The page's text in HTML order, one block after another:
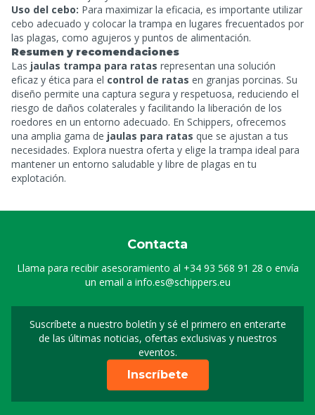
Uso del cebo: Para maximizar la eficacia, es importante utilizar
cebo adecuado y colocar la trampa en lugares frecuentados por
las plagas, como agujeros y puntos de alimentación.
Resumen y recomendaciones
Las jaulas trampa para ratas representan una solución
eficaz y ética para el control de ratas en granjas porcinas. Su
diseño permite una captura segura y respetuosa, reduciendo el
riesgo de daños colaterales y facilitando la liberación de los
roedores en un entorno adecuado. En Schippers, ofrecemos
una amplia gama de jaulas para ratas que se ajustan a tus
necesidades. Explora nuestra oferta y elige la trampa ideal para
mantener un entorno saludable y libre de plagas en tu
explotación.
Contacta
Llama para recibir asesoramiento al +34 93 568 91 28 o envía
un email a info.es@schippers.eu
Suscríbete a nuestro boletín y sé el primero en enterarte
de las últimas noticias, ofertas exclusivas y nuestros
eventos.
Suscripción a nuestro
Inscríbete